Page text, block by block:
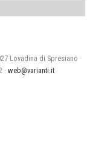
Lovadina di Spresiano ·
· web@varianti.it